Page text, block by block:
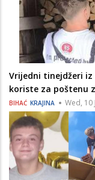
Vrijedni tinejdžeri
koriste za poštenu
BIHAĆ KRAJINA Wed, 10